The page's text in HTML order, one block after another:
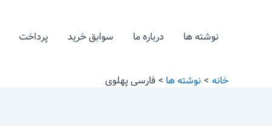
نوشته ها درباره ما سوابق خرید پرداخت
خانه نوشته ها فارسی پهلوی